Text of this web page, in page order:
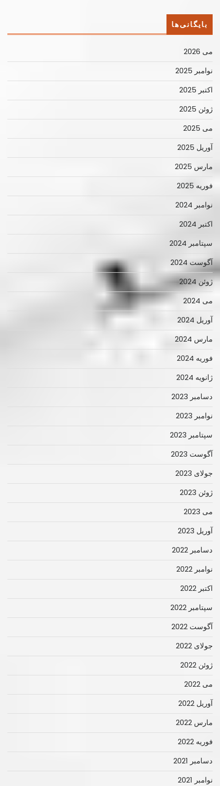
بایگانی‌ها
می 2026
نوامبر 2025
اکتبر 2025
ژوئن 2025
می 2025
آوریل 2025
مارس 2025
فوریه 2025
نوامبر 2024
اکتبر 2024
سپتامبر 2024
آگوست 2024
ژوئن 2024
می 2024
آوریل 2024
مارس 2024
فوریه 2024
ژانویه 2024
دسامبر 2023
نوامبر 2023
سپتامبر 2023
آگوست 2023
جولای 2023
ژوئن 2023
می 2023
آوریل 2023
دسامبر 2022
نوامبر 2022
اکتبر 2022
سپتامبر 2022
آگوست 2022
جولای 2022
ژوئن 2022
می 2022
آوریل 2022
مارس 2022
فوریه 2022
دسامبر 2021
نوامبر 2021